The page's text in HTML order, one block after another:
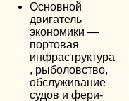
Основной
двигатель
экономики —
портовая
инфраструктура
, рыболовство,
обслуживание
судов и фери-